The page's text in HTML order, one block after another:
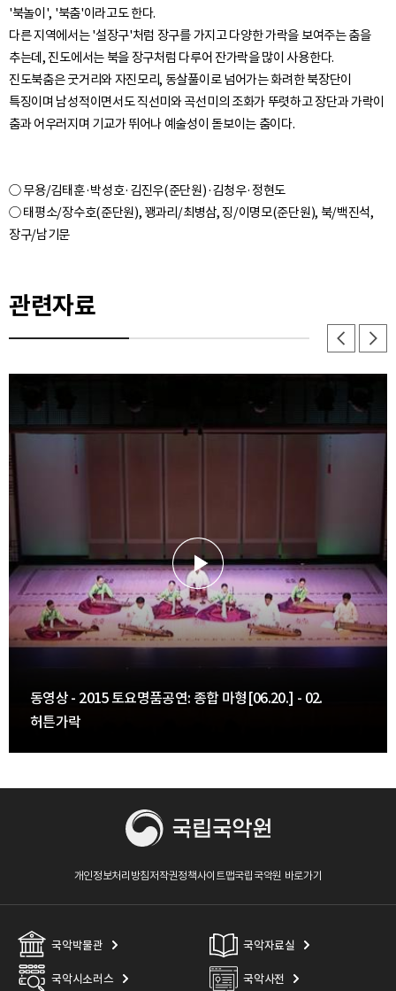
'북놀이', '북춤'이라고도 한다.
다른 지역에서는 '설장구'처럼 장구를 가지고 다양한 가락을 보여주는 춤을
추는데, 진도에서는 북을 장구처럼 다루어 잔가락을 많이 사용한다.
진도북춤은 굿거리와 자진모리, 동살풀이로 넘어가는 화려한 북장단이
특징이며 남성적이면서도 직선미와 곡선미의 조화가 뚜렷하고 장단과 가락이
○ 무용/김태훈·박성호·김진우(준단원)·김청우·정현도
○ 태평소/장수호(준단원), 꽹과리/최병삼, 징/이명모(준단원), 북/백진석,
관련자료
동영상 - 2015 토요명품공연: 종합 마형[06.20.] - 02.
허튼가락
개인정보처리방침저작권정책사이트맵국립국악원 바로가기
국악박물관 국악자료실
국악시소러스 국악사전